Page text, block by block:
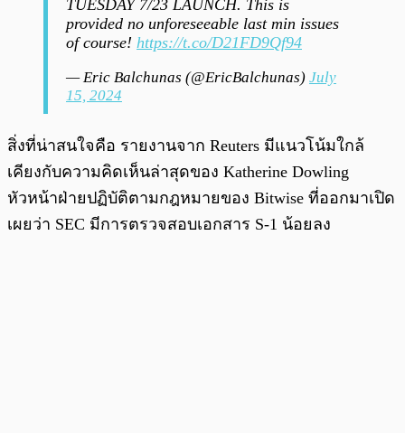
TUESDAY 7/23 LAUNCH. This is
provided no unforeseeable last min issues
of course! https://t.co/D21FD9Qf94
— Eric Balchunas (@EricBalchunas) July
15, 2024
สิ่งที่น่าสนใจคือ รายงานจาก Reuters มีแนวโน้มใกล้
เคียงกับความคิดเห็นล่าสุดของ Katherine Dowling
หัวหน้าฝ่ายปฏิบัติตามกฎหมายของ Bitwise ที่ออกมาเปิด
เผยว่า SEC มีการตรวจสอบเอกสาร S-1 น้อยลง